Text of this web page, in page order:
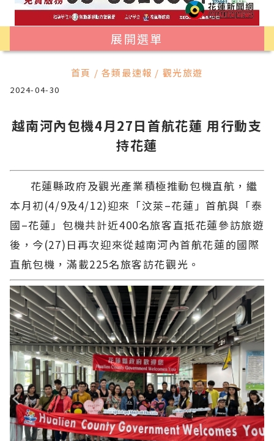
展開選單
首頁 / 各類最速報 / 觀光旅遊
2024-04-30
越南河內包機4月27日首航花蓮 用行動支
持花蓮
花蓮縣政府及觀光產業積極推動包機直航，繼
本月初(4/9及4/12)迎來「汶萊–花蓮」首航與「泰
國–花蓮」包機共計近400名旅客直抵花蓮參訪旅遊
後，今(27)日再次迎來從越南河內首航花蓮的國際
直航包機，滿載225名旅客訪花觀光。